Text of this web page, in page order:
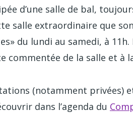
d’une salle de bal,
salle extraordinaire que
du lundi au samedi, à
commentée de la salle et à
(notamment privées)
dans l’agenda du